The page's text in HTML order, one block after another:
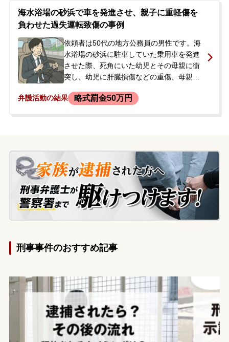
不安を感じ、当事務所に相談されました。
海水浴場の砂浜で車を発進させ、親子に重軽傷を
負わせた過失運転致傷の事例
依頼者は50代の地方公務員の男性です。海
水浴場の砂浜に駐車していた乗用車を発進
させた際、死角にいた幼児とその母親に衝
突し、幼児に肝臓損傷などの重傷、母親に
凸による衝撃だと思い衝突に気づきません
柄、禁錮刑以上の刑罰を受けると失職して
しまうため、刑事処分を回避したいとの思
いから当事務所へ相談に来られました。
弁護活動の結果 略式罰金50万円
刑事事件のおすすめ記事